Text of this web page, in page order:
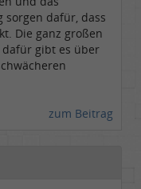
sorgen dafür, dass
Die ganz großen
dafür gibt es über
zum Beitrag